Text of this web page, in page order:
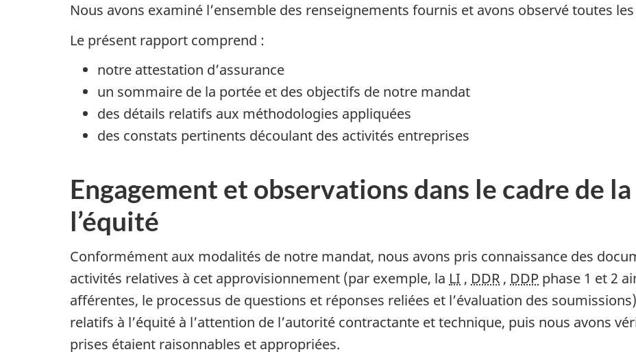
Nous avons examiné l’ensemble des renseignements fournis et avons observé toutes
Le présent rapport comprend :
notre attestation d’assurance
un sommaire de la portée et des objectifs de notre mandat
des détails relatifs aux méthodologies appliquées
des constats pertinents découlant des activités entreprises
Engagement et observations dans le cadre de
l’équité
Conformément aux modalités de notre mandat, nous avons pris connaissance des
activités relatives à cet approvisionnement (par exemple, la LI , DDR , DDP phase 1 et 2
afférentes, le processus de questions et réponses reliées et l’évaluation des
relatifs à l’équité à l’attention de l’autorité contractante et technique, puis nous avons
prises étaient raisonnables et appropriées.